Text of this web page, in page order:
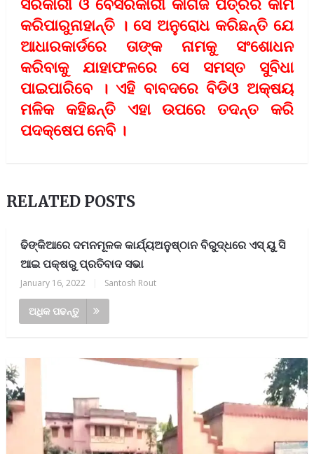
ସରକାରୀ ଓ ବେସରକାରୀ କାଗଜ ପତ୍ରର କାମ
କରିପାରୁନାହାନ୍ତି । ସେ ଅନୁରୋଧ କରିଛନ୍ତି ଯେ
ଆଧାରକାର୍ଡରେ ତାଙ୍କ ନାମକୁ ସଂଶୋଧନ
କରିବାକୁ ଯାହାଫଳରେ ସେ ସମସ୍ତ ସୁବିଧା
ପାଇପାରିବେ । ଏହି ବାବଦରେ ବିଡିଓ ଅକ୍ଷୟ
ମଳିକ କହିଛନ୍ତି ଏହା ଉପରେ ତଦନ୍ତ କରି
ପଦକ୍ଷେପ ନେବି ।
RELATED POSTS
ଢିଙ୍କିଆରେ ଦମନମୂଳକ କାର୍ଯ୍ୟଅନୁଷ୍ଠାନ ବିରୁଦ୍ଧରେ ଏସ୍ ୟୁ ସି
ଆଇ ପକ୍ଷରୁ ପ୍ରତିବାଦ ସଭା
January 16, 2022 Santosh Rout
ଅଧିକ ପଢନ୍ତୁ